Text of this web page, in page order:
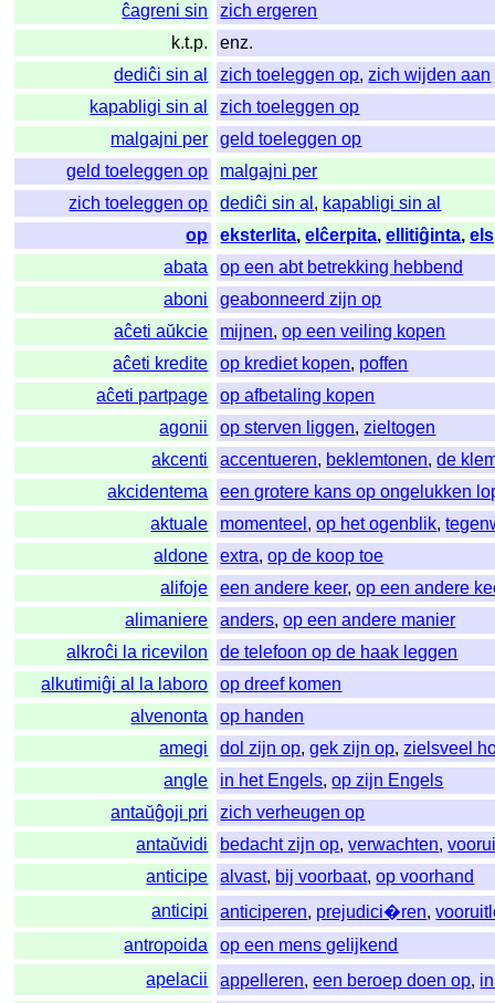
ĉagreni sin
zich ergeren
k.t.p.
enz.
dediĉi sin al
zich toeleggen op,zich wijden aan
kapabligi sin al
zich toeleggen op
malgajni per
geld toeleggen op
geld toeleggen op
malgajni per
zich toeleggen op
dediĉi sin al , kapabligi sin al
op
eksterlita,elĉerpita,ellitiĝinta,
abata
op een abt betrekking hebbend
aboni
geabonneerd zijn op
aĉeti aŭkcie
mijnen,op een veiling kopen
aĉeti kredite
op krediet kopen, poffen
aĉeti partpage
op afbetaling kopen
agonii
op sterven liggen,zieltogen
akcenti
accentueren, beklemtonen,de
akcidentema
een grotere kans op ongelukken
aktuale
momenteel ,op het ogenblik,
aldone
extra,op de koop toe
alifoje
een andere keer,op een andere
alimaniere
anders,op een andere manier
alkroĉi la ricevilon
de telefoon op de haak leggen
alkutimiĝi al la laboro
op dreef komen
alvenonta
op handen
amegi
dol zijn op,gek zijn op,zielsveel
angle
in het Engels,op zijn Engels
antaŭĝoji pri
zich verheugen op
antaŭvidi
bedacht zijn op,verwachten,
anticipe
alvast, bij voorbaat,op voorhand
anticipi
anticiperen, prejudici�ren,
antropoida
op een mens gelijkend
apelacii
appelleren,een beroep doen op,